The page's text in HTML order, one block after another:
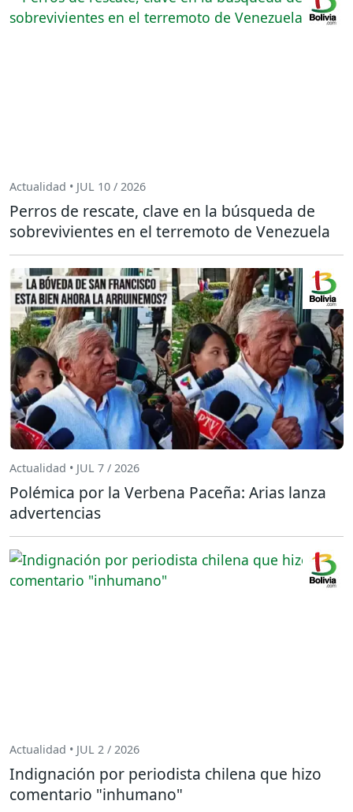
Actualidad • JUL 10 / 2026
Perros de rescate, clave en la búsqueda de
sobrevivientes en el terremoto de Venezuela
Actualidad • JUL 7 / 2026
Polémica por la Verbena Paceña: Arias lanza
advertencias
Actualidad • JUL 2 / 2026
Indignación por periodista chilena que hizo
comentario "inhumano"